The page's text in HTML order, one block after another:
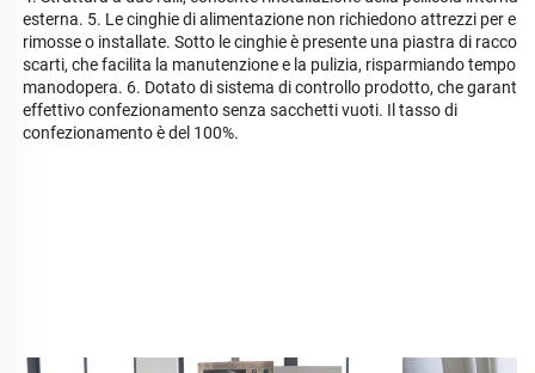
esterna. 5. Le cinghie di alimentazione non richiedono attrezzi per
rimosse o installate. Sotto le cinghie è presente una piastra di raccolta
scarti, che facilita la manutenzione e la pulizia, risparmiando tempo e
manodopera. 6. Dotato di sistema di controllo prodotto, che
effettivo confezionamento senza sacchetti vuoti. Il tasso di
confezionamento è del 100%.